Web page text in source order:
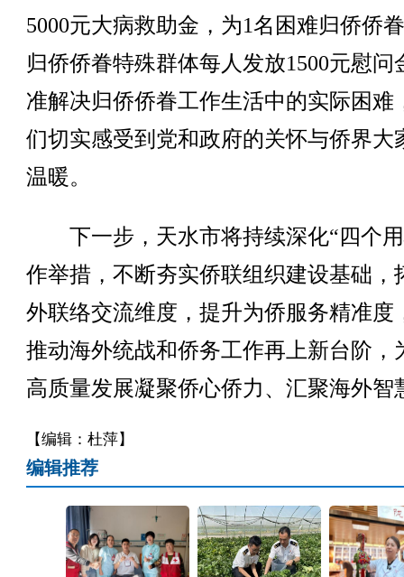
5000元大病救助金，为1名困难归侨侨
归侨侨眷特殊群体每人发放1500元慰问
准解决归侨侨眷工作生活中的实际困难
们切实感受到党和政府的关怀与侨界大
温暖。
下一步，天水市将持续深化“四个用
作举措，不断夯实侨联组织建设基础，
外联络交流维度，提升为侨服务精准度
推动海外统战和侨务工作再上新台阶，
高质量发展凝聚侨心侨力、汇聚海外智
【编辑：杜萍】
编辑推荐